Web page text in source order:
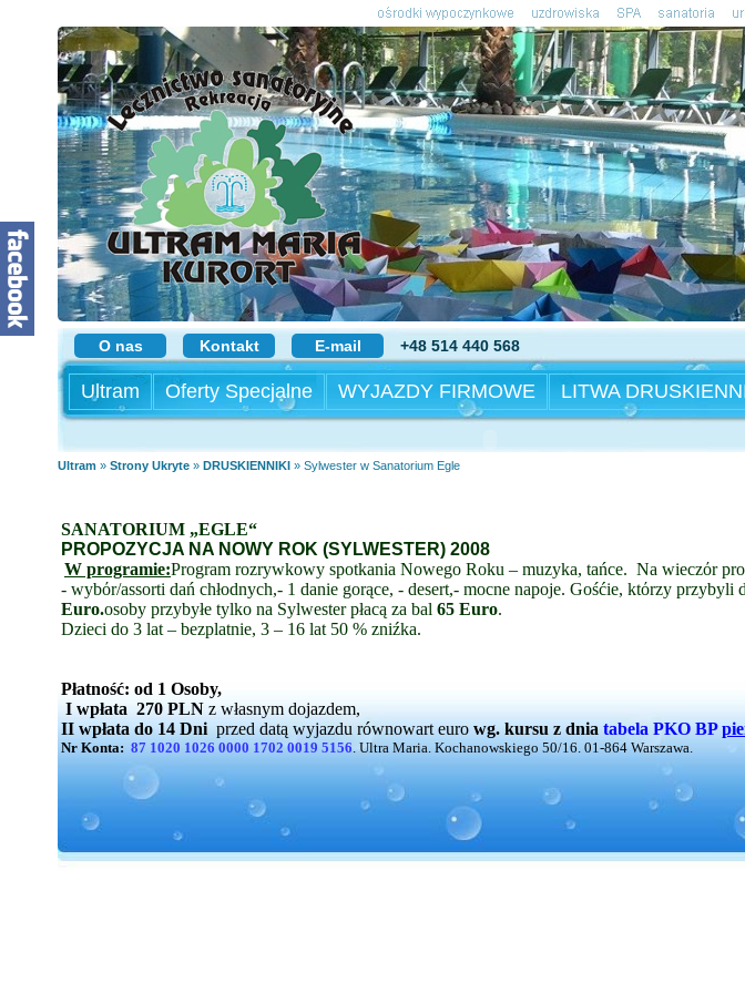
O nas Kontakt E-mail +48 514 440 568
Ultram Oferty Specjalne WYJAZDY FIRMOWE LITWA
Ultram » Strony Ukryte » DRUSKIENNIKI » Sylwester w Sanatorium Egle
SANATORIUM „EGLE“
PROPOZYCJA NA NOWY ROK (SYLWESTER) 2008
W programie:Program rozrywkowy spotkania Nowego Roku – muzyka, tańce. Na wieczόr
- wybόr/assorti dań chłodnych,- 1 danie gorące, - desert,- mocne napoje. Gośćie, ktόrzy przybyli
Euro.osoby przybyłe tylko na Sylwester płacą za bal 65 Euro.
Dzieci do 3 lat – bezplatnie, 3 – 16 lat 50 % zniźka.
Płatność: od 1 Osoby,
I wpłata 270 PLN z własnym dojazdem,
II wpłata do 14 Dni przed datą wyjazdu równowart euro wg. kursu z dnia tabela PKO BP
Nr Konta: 87 1020 1026 0000 1702 0019 5156. Ultra Maria. Kochanowskiego 50/16. 01-864 Warszawa.